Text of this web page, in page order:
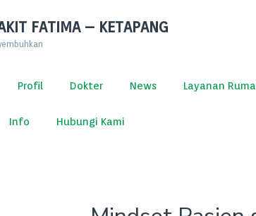
FATIMA – KETAPANG
Profil Dokter News Layanan
Info Hubungi Kami